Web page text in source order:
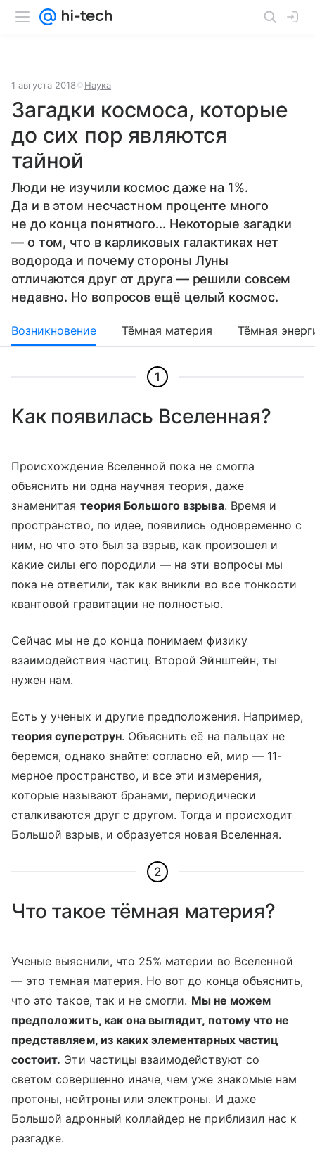
1 августа 2018 Наука
Загадки космоса, которые
до сих пор являются
тайной
Люди не изучили космос даже на 1%.
Да и в этом несчастном проценте много
не до конца понятного... Некоторые загадки
— о том, что в карликовых галактиках нет
водорода и почему стороны Луны
отличаются друг от друга — решили совсем
недавно. Но вопросов ещё целый космос.
Возникновение Тёмная материя Тёмная
1
Как появилась Вселенная?
Происхождение Вселенной пока не смогла
объяснить ни одна научная теория, даже
знаменитая теория Большого взрыва. Время и
пространство, по идее, появились одновременно с
ним, но что это был за взрыв, как произошел и
какие силы его породили — на эти вопросы мы
пока не ответили, так как вникли во все тонкости
квантовой гравитации не полностью.
Сейчас мы не до конца понимаем физику
взаимодействия частиц. Второй Эйнштейн, ты
нужен нам.
Есть у ученых и другие предположения. Например,
теория суперструн. Объяснить её на пальцах не
беремся, однако знайте: согласно ей, мир — 11-
мерное пространство, и все эти измерения,
которые называют бранами, периодически
сталкиваются друг с другом. Тогда и происходит
Большой взрыв, и образуется новая Вселенная.
2
Что такое тёмная материя?
Ученые выяснили, что 25% материи во Вселенной
— это темная материя. Но вот до конца объяснить,
что это такое, так и не смогли. Мы не можем
предположить, как она выглядит, потому что не
представляем, из каких элементарных частиц
состоит. Эти частицы взаимодействуют со
светом совершенно иначе, чем уже знакомые нам
протоны, нейтроны или электроны. И даже
Большой адронный коллайдер не приблизил нас к
разгадке.